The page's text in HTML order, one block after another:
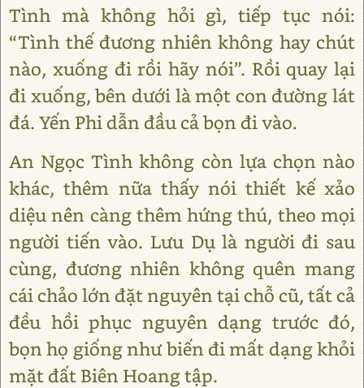
Tình mà không hỏi gì, tiếp tục nói:
“Tình thế đương nhiên không hay chút
nào, xuống đi rồi hãy nói”. Rồi quay lại
đi xuống, bên dưới là một con đường lát
đá. Yến Phi dẫn đầu cả bọn đi vào.
An Ngọc Tình không còn lựa chọn nào
khác, thêm nữa thấy nói thiết kế xảo
diệu nên càng thêm hứng thú, theo mọi
người tiến vào. Lưu Dụ là người đi sau
cùng, đương nhiên không quên mang
cái chảo lớn đặt nguyên tại chỗ cũ, tất cả
đều hồi phục nguyên dạng trước đó,
bọn họ giống như biến đi mất dạng khỏi
mặt đất Biên Hoang tập.